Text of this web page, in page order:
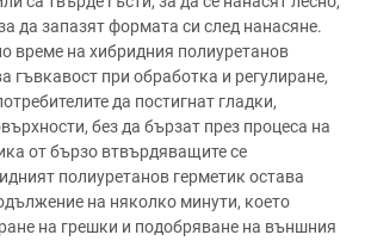
да запазят формата си след нанасяне.
време на хибридния полиуретанов
гъвкавост при обработка и регулиране,
да постигнат гладки,
без да бързат през процеса на
от бързо втвърдяващите се
полиуретанов герметик остава
на няколко минути, което
на грешки и подобряване на външния